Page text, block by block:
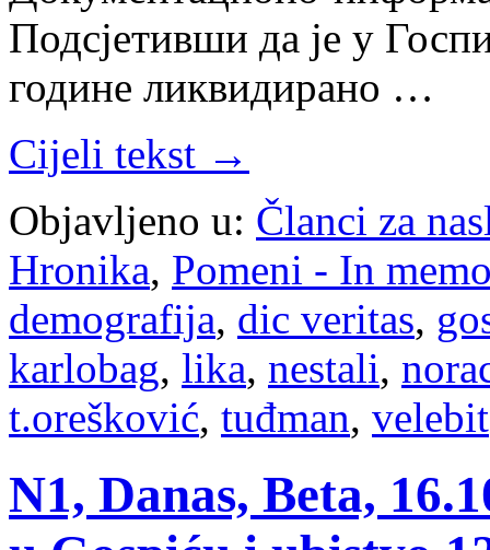
Подсјетивши да је у
године ликвидирано …
Cijeli tekst →
Objavljeno u: Članci za
Hronika, Pomeni - In
demografija, dic veritas,
karlobag, lika, nestali,
t.orešković, tuđman, velebit
N1, Danas, Beta,